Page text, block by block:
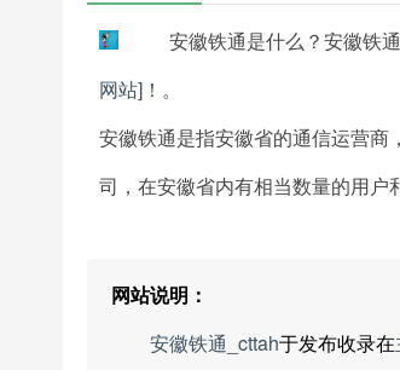
安徽铁通是什么？安徽铁
网站]！ 。
安徽铁通是指安徽省的通信运营
司，在安徽省内有相当数量的用户
网站说明：
安徽铁通_cttah于发布收录在